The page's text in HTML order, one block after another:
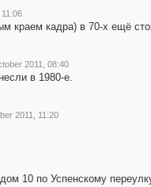
краем кадра) в 70-х ещё
2011, 08:40
в 1980-е.
2011, 11:20
10 по Успенскому